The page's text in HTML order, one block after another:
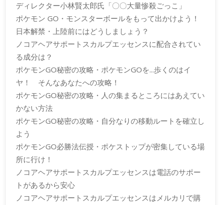
ディレクター小林賢太郎氏「〇〇大量惨殺ごっこ」
ポケモン GO・モンスターボールをもって出かけよう！
日本解禁・上陸前にはどうしましょう？
ノコアヘアサポートスカルプエッセンスに配合されてい
る成分は？
ポケモンGO秘密の攻略・ポケモンGOを...歩くのはイ
ヤ！ そんなあなたへの攻略！
ポケモンGO秘密の攻略・人の集まるところにはあえてい
かない方法
ポケモンGO秘密の攻略・自分なりの移動ルートを確立し
よう
ポケモンGO必勝法伝授・ポケストップが密集している場
所に行け！
ノコアヘアサポートスカルプエッセンスは電話のサポー
トがあるから安心
ノコアヘアサポートスカルプエッセンスはメルカリで購